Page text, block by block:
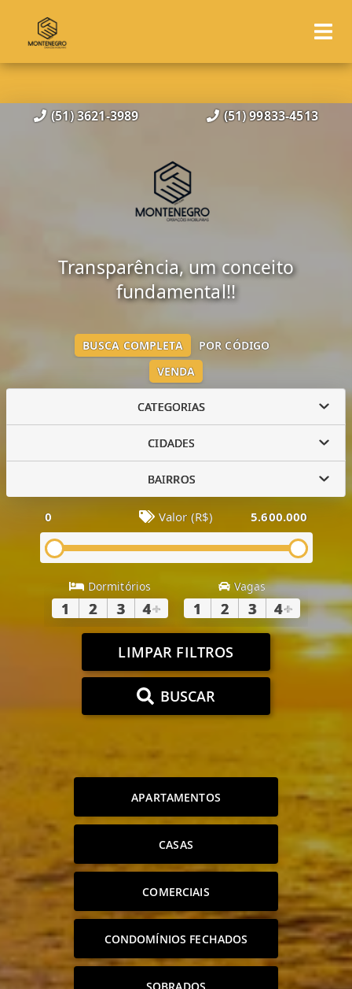
(51) 3621-3989 (51) 99833-4513
Transparência, um conceito
fundamental!!
VENDA
BUSCA COMPLETA POR CÓDIGO
CATEGORIAS
CIDADES
BAIRROS
0 Valor (R$) 5.600.000
Dormitórios
1 2 3 4+
Vagas
1 2 3 4+
LIMPAR FILTROS
BUSCAR
APARTAMENTOS
CASAS
COMERCIAIS
CONDOMÍNIOS FECHADOS
SOBRADOS